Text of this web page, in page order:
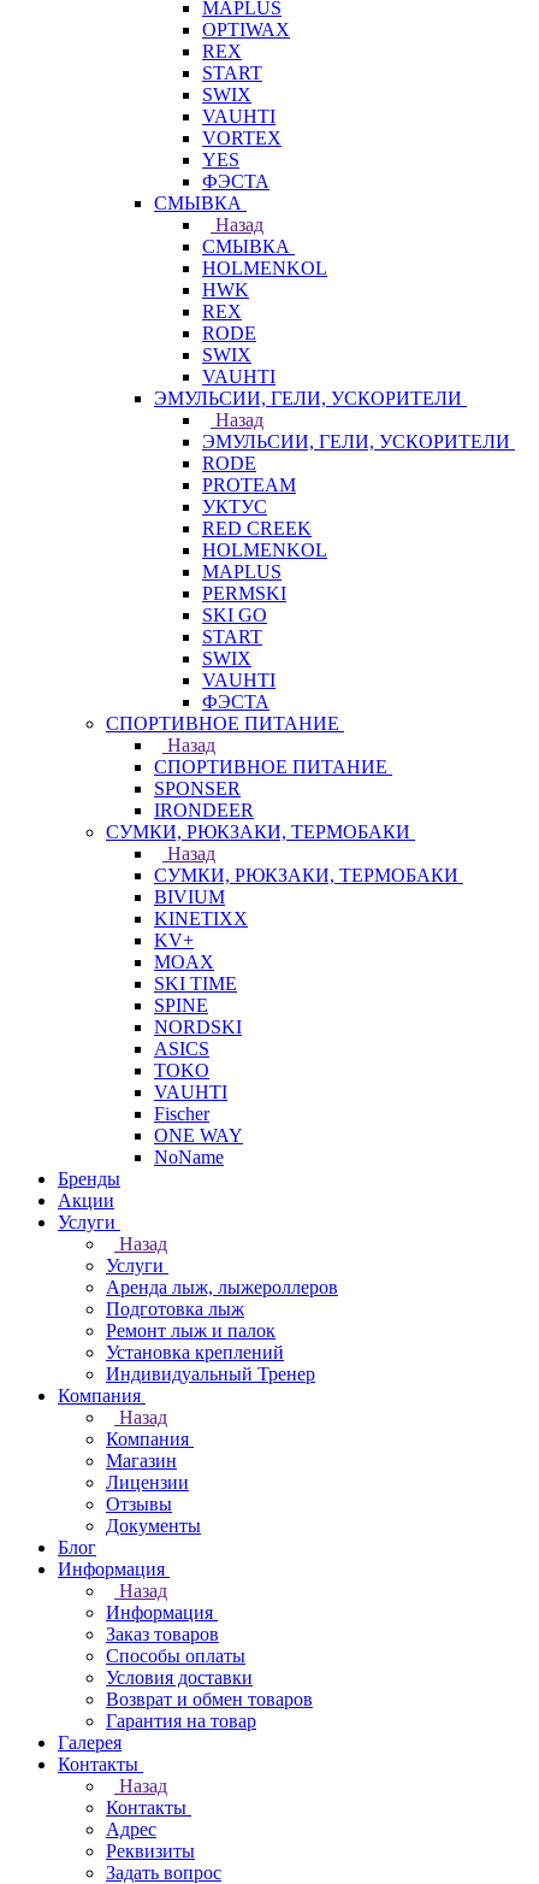
MAPLUS
OPTIWAX
REX
START
SWIX
VAUHTI
VORTEX
YES
ФЭСТА
СМЫВКА
Назад
СМЫВКА
HOLMENKOL
HWK
REX
RODE
SWIX
VAUHTI
ЭМУЛЬСИИ, ГЕЛИ, УСКОРИТЕЛИ
Назад
ЭМУЛЬСИИ, ГЕЛИ, УСКОРИТЕЛИ
RODE
PROTEAM
УКТУС
RED CREEK
HOLMENKOL
MAPLUS
PERMSKI
SKI GO
START
SWIX
VAUHTI
ФЭСТА
СПОРТИВНОЕ ПИТАНИЕ
Назад
СПОРТИВНОЕ ПИТАНИЕ
SPONSER
IRONDEER
СУМКИ, РЮКЗАКИ, ТЕРМОБАКИ
Назад
СУМКИ, РЮКЗАКИ, ТЕРМОБАКИ
BIVIUM
KINETIXX
KV+
MOAX
SKI TIME
SPINE
NORDSKI
ASICS
TOKO
VAUHTI
Fischer
ONE WAY
NoName
Бренды
Акции
Услуги
Назад
Услуги
Аренда лыж, лыжероллеров
Подготовка лыж
Ремонт лыж и палок
Установка креплений
Индивидуальный Тренер
Компания
Назад
Компания
Магазин
Лицензии
Отзывы
Документы
Блог
Информация
Назад
Информация
Заказ товаров
Способы оплаты
Условия доставки
Возврат и обмен товаров
Гарантия на товар
Галерея
Контакты
Назад
Контакты
Адрес
Реквизиты
Задать вопрос